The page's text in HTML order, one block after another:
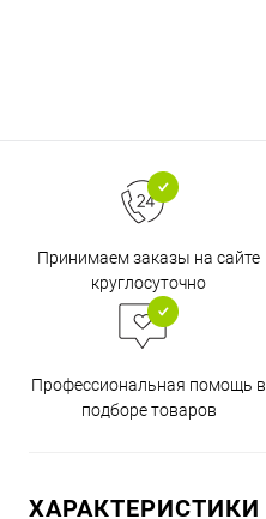
Принимаем заказы на сайте
круглосуточно
Профессиональная помощь в
подборе товаров
ХАРАКТЕРИСТИКИ